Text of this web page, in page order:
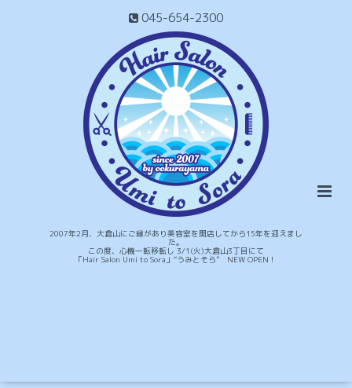
045-654-2300
2007年2月、大倉山にご縁があり美容室を開店してから15年を迎えまし
た。
この度、心機一転移転し 3/1(火)大倉山3丁目にて
「Hair Salon Umi to Sora」“うみとそら” NEW OPEN！